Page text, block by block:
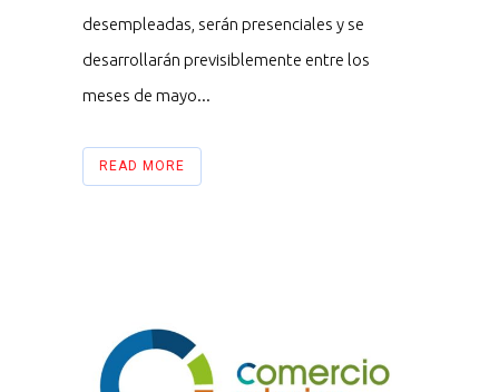
desempleadas, serán presenciales y se
desarrollarán previsiblemente entre los
meses de mayo...
READ MORE